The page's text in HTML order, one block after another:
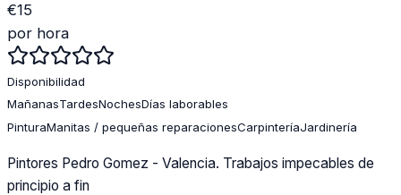
€15
por hora
Disponibilidad
MañanasTardesNochesDías laborables
PinturaManitas / pequeñas reparacionesCarpinteríaJardinería
Pintores Pedro Gomez - Valencia. Trabajos impecables de
principio a fin